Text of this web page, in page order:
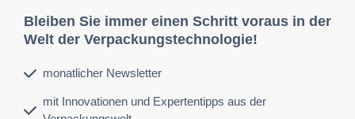
Bleiben Sie immer einen Schritt voraus in der
Welt der Verpackungstechnologie!
monatlicher Newsletter
mit Innovationen und Expertentipps aus der